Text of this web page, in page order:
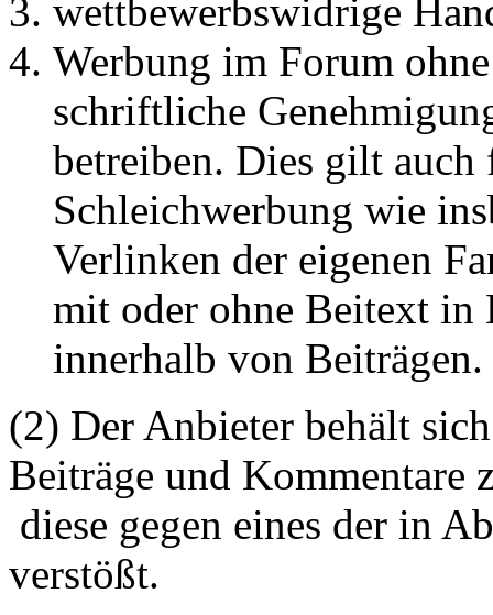
wettbewerbswidrige
Werbung im Forum
schriftliche
betreiben. Dies gilt auch
Schleichwerbung wie
Verlinken der eigenen
mit oder ohne Beitext in
innerhalb von Beiträgen.
(2) Der Anbieter behält
Beiträge und Kommentare
diese gegen eines der in
verstößt.